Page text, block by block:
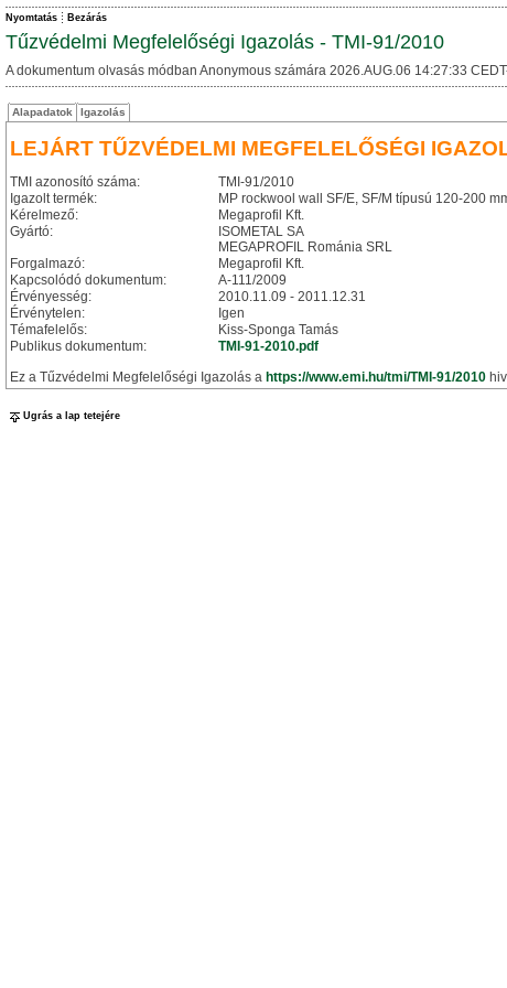
Nyomtatás Bezárás
Tűzvédelmi Megfelelőségi Igazolás - TMI-91/2010
A dokumentum olvasás módban Anonymous számára 2026.AUG.06 14:27:33
Alapadatok Igazolás
LEJÁRT TŰZVÉDELMI MEGFELELŐSÉGI
TMI azonosító száma:
TMI-91/2010
Igazolt termék:
MP rockwool wall SF/E, SF/M típusú 120-200
Kérelmező:
Megaprofil Kft.
Gyártó:
ISOMETAL SA
MEGAPROFIL Románia SRL
Forgalmazó:
Megaprofil Kft.
Kapcsolódó dokumentum:
A-111/2009
Érvényesség:
2010.11.09 - 2011.12.31
Érvénytelen:
Igen
Témafelelős:
Kiss-Sponga Tamás
Publikus dokumentum:
TMI-91-2010.pdf
Ez a Tűzvédelmi Megfelelőségi Igazolás a https://www.emi.hu/tmi/TMI-91/2010
Ugrás a lap tetejére